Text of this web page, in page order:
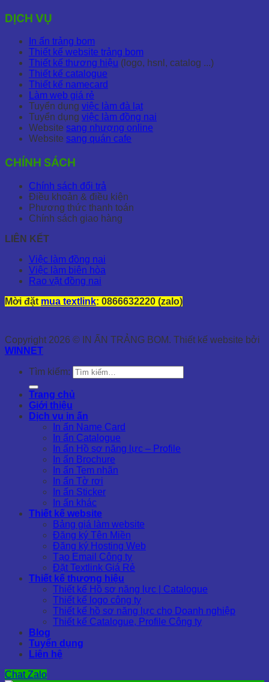
DỊCH VỤ
In ấn trảng bom
Thiết kế website trảng bom
Thiết kế thương hiệu (logo, hsnl, catalog ...)
Thiết kế catalogue
Thiết kế namecard
Làm web giá rẻ
Tuyển dụng việc làm đà lạt
Tuyển dụng việc làm đồng nai
Website sang nhượng online
Website sang quán cafe
CHÍNH SÁCH
Chính sách đổi trả
Điều khoản & điều kiện
Phương thức thanh toán
Chính sách giao hàng
LIÊN KẾT
Việc làm đồng nai
Việc làm biên hòa
Rao vặt đồng nai
Mời đặt mua textlink: 0866632220 (zalo)
Copyright 2026 © IN ẤN TRẢNG BOM. Thiết kế website bởi
WINNET
Tìm kiếm:
Trang chủ
Giới thiệu
Dịch vụ in ấn
In ấn Name Card
In ấn Catalogue
In ấn Hồ sơ năng lực – Profile
In ấn Brochure
In ấn Tem nhãn
In ấn Tờ rơi
In ấn Sticker
In ấn khác
Thiết kế website
Bảng giá làm website
Đăng ký Tên Miền
Đăng ký Hosting Web
Tạo Email Công ty
Đặt Textlink Giá Rẻ
Thiết kế thương hiệu
Thiết kế Hồ sơ năng lực | Catalogue
Thiết kế logo công ty
Thiết kế hồ sơ năng lực cho Doanh nghiệp
Thiết kế Catalogue, Profile Công ty
Blog
Tuyển dụng
Liên hệ
Chat Zalo